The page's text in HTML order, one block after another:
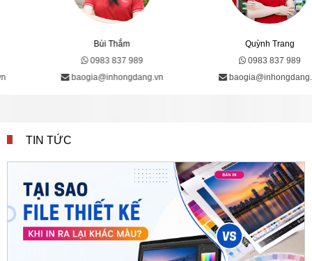
Bùi Thắm
0983 837 989
baogia@inhongdang.vn
Quỳnh Trang
0983 837 989
baogia@inhongdang.vn
TIN TỨC